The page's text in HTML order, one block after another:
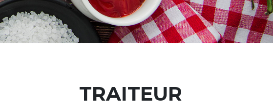
TRAITEUR